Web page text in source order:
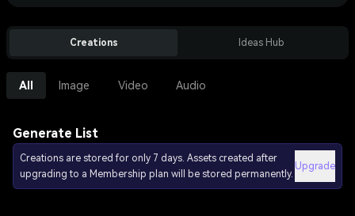
Creations Ideas Hub
All Image Video Audio
Generate List
Creations are stored for only 7 days. Assets created after
upgrading to a Membership plan will be stored permanently.
Upgrade